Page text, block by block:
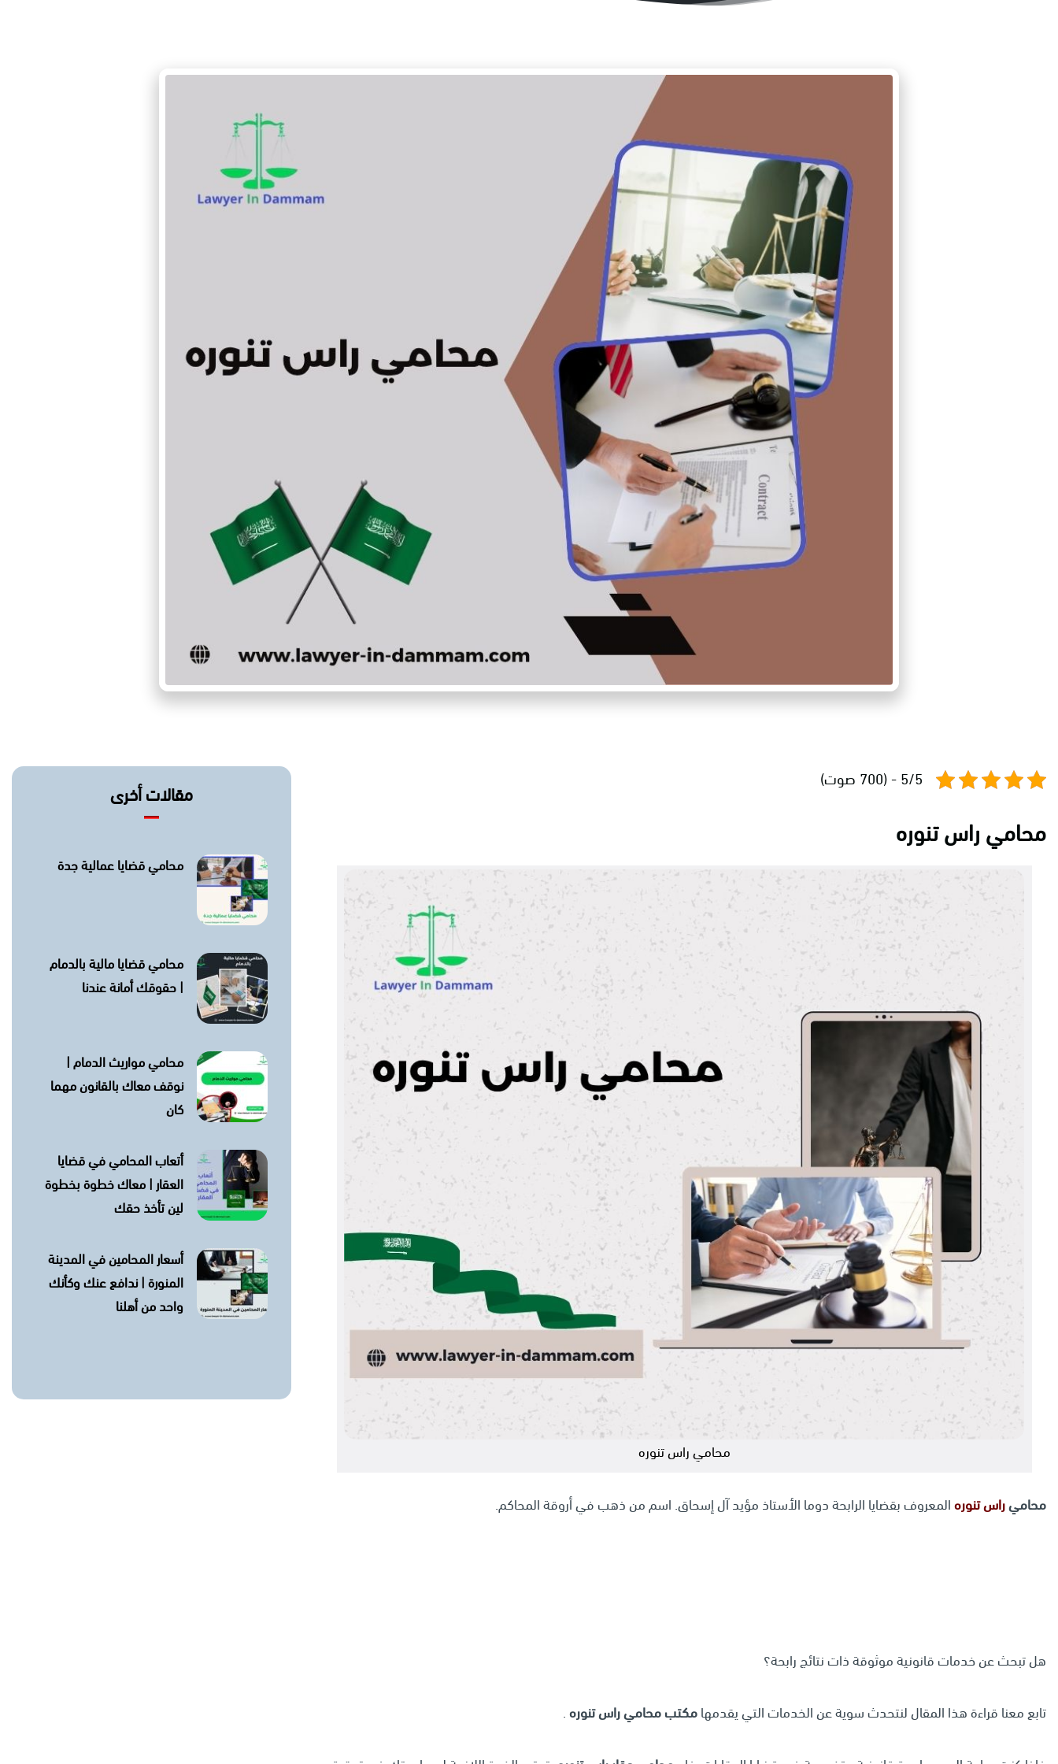
5/5 - (700 صوت)
محامي راس تنوره
محامي راس تنوره
محاميراس تنورهالمعروف بقضايا الرابحة دوما الأستاذ مؤيد آل إسحاق. اسم من ذهب في أروقة المحاكم.
هل تبحث عن خدمات قانونية موثوقة ذات نتائج رابحة؟
تابع معنا قراءة هذا المقال لنتحدث سوية عن الخدمات التي يقدمهامكتب محامي راس تنوره.
مقالات أخرى
محامي قضايا عمالية جدة
محامي قضايا مالية بالدمام
| حقوقك أمانة عندنا
محامي مواريث الدمام |
نوقف معاك بالقانون مهما
كان
أتعاب المحامي في قضايا
العقار | معاك خطوة بخطوة
لين تأخذ حقك
أسعار المحامين في المدينة
المنورة | ندافع عنك وكأنك
واحد من أهلنا